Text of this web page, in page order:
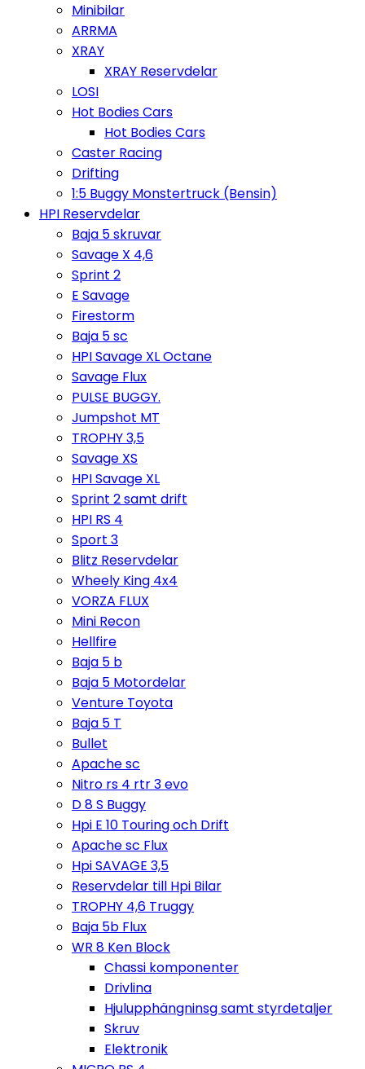
Minibilar
ARRMA
XRAY
XRAY Reservdelar
LOSI
Hot Bodies Cars
Hot Bodies Cars
Caster Racing
Drifting
1:5 Buggy Monstertruck (Bensin)
HPI Reservdelar
Baja 5 skruvar
Savage X 4,6
Sprint 2
E Savage
Firestorm
Baja 5 sc
HPI Savage XL Octane
Savage Flux
PULSE BUGGY.
Jumpshot MT
TROPHY 3,5
Savage XS
HPI Savage XL
Sprint 2 samt drift
HPI RS 4
Sport 3
Blitz Reservdelar
Wheely King 4x4
VORZA FLUX
Mini Recon
Hellfire
Baja 5 b
Baja 5 Motordelar
Venture Toyota
Baja 5 T
Bullet
Apache sc
Nitro rs 4 rtr 3 evo
D 8 S Buggy
Hpi E 10 Touring och Drift
Apache sc Flux
Hpi SAVAGE 3,5
Reservdelar till Hpi Bilar
TROPHY 4,6 Truggy
Baja 5b Flux
WR 8 Ken Block
Chassi komponenter
Drivlina
Hjulupphängninsg samt styrdetaljer
Skruv
Elektronik